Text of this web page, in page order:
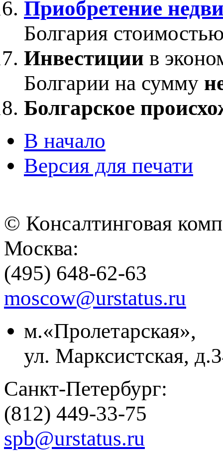
Приобретение
Болгария
Инвестиции в
Болгарии на сумму
Болгарское
В начало
Версия для печати
© Консалтинговая
Москва:
(495) 648-62-63
moscow@urstatus.ru
м.«Пролетарская»,
ул. Марксистская,
Санкт-Петербург:
(812) 449-33-75
spb@urstatus.ru